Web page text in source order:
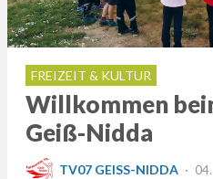
FREIZEIT & KULTUR
Willkommen
Geiß-Nidda
TV07 GEISS-NIDDA